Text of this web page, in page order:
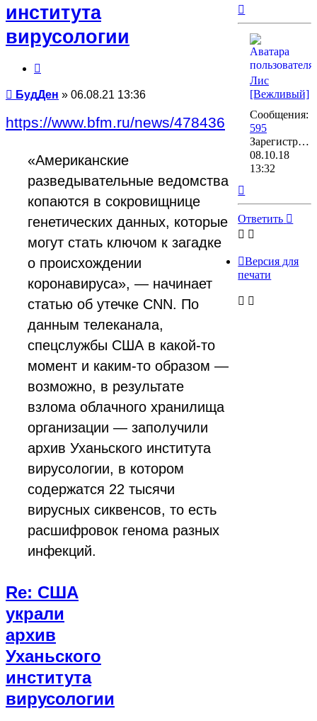
института
вирусологии
Сообщение
БудДен » 06.08.21 13:36
https://www.bfm.ru/news/478436
«Американские
разведывательные ведомства
копаются в сокровищнице
генетических данных, которые
могут стать ключом к загадке
о происхождении
коронавируса», — начинает
статью об утечке CNN. По
данным телеканала,
спецслужбы США в какой-то
момент и каким-то образом —
возможно, в результате
взлома облачного хранилища
организации — заполучили
архив Уханьского института
вирусологии, в котором
содержатся 22 тысячи
вирусных сиквенсов, то есть
расшифровок генома разных
инфекций.
началу
Лис
[Вежливый]
Сообщения:
595
Зарегистрирован:
08.10.18
13:32
Re: США
украли
архив
Уханьского
института
вирусологии
началу
Ответить
Версия для
печати